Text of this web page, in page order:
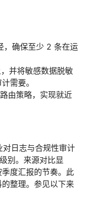
，确保至少 2 条在运
并将敏感数据脱敏
需要。
由策略，实现就近
日志与合规性审计
别。来源对比显
度汇报的节奏。此
整理。参见以下来